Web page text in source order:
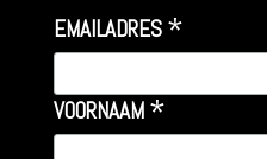
EMAILADRES *
VOORNAAM *